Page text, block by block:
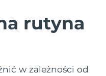
rutyna
w zależności od
Lifting twarzy
Oczekiwany czas dostawy